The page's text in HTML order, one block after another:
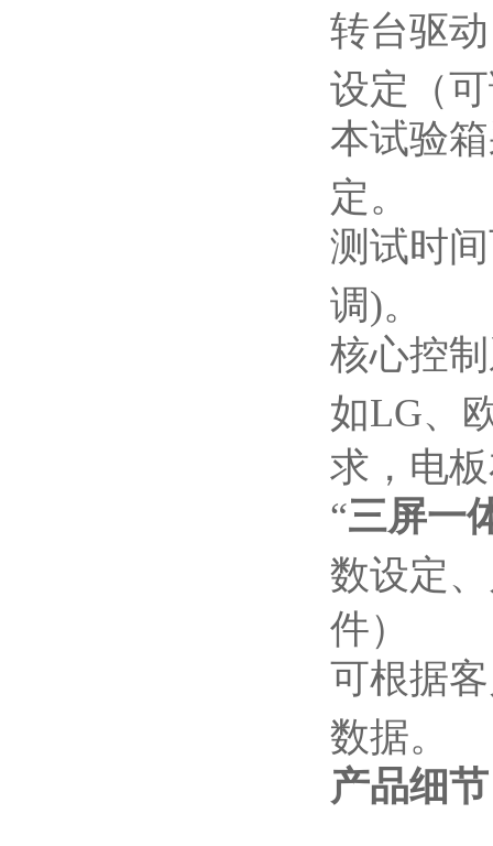
转台驱
设定（
本试验
定。
测试时
调)。
核心控
如LG、
求，电
“三屏一
数设定
件）
可根据
数据。
产品细节